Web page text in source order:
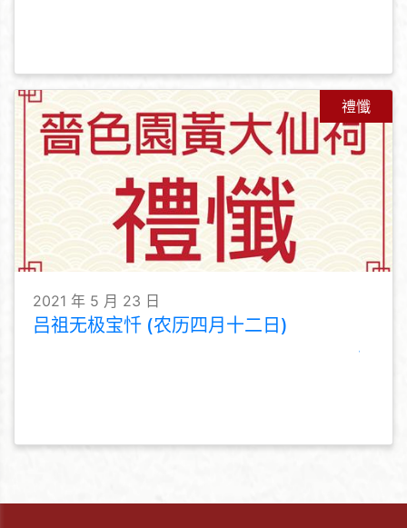
禮懺
2021 年 5 月 23 日
吕祖无极宝忏 (农历四月十二日)